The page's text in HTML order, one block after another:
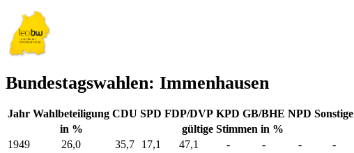
Bundestagswahlen: Immenhausen
Jahr Wahlbeteiligung CDU SPD FDP/DVP KPD GB/BHE NPD Sonstige
in %
gültige Stimmen in %
1949
26,0 35,7 17,1 47,1 - - -
-